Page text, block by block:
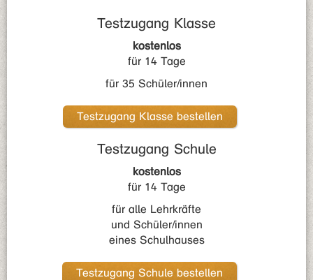
Testzugang Klasse
kostenlos
für 14 Tage
für 35 Schüler/innen
Testzugang Klasse bestellen
Testzugang Schule
kostenlos
für 14 Tage
für alle Lehrkräfte
und Schüler/innen
eines Schulhauses
Testzugang Schule bestellen